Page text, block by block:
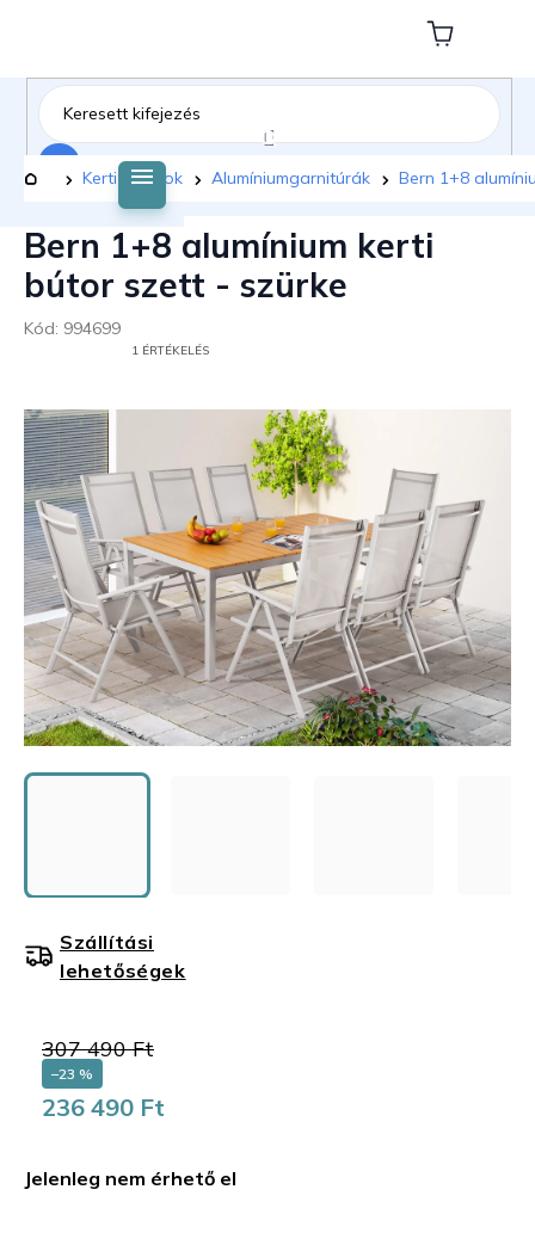
tartalomhoz
Kosár
Kezdőlap
Kerti bútorok Alumíniumgarnitúrák Bern 1+8
Bern 1+8 alumínium kerti
bútor szett - szürke
Kód: 994699
ÉRTÉKELÉSE
5-
BŐL
5,0
CSILLAG.
1 ÉRTÉKELÉS
307 490 Ft
–23 %
236 490 Ft
Jelenleg nem érhető el
Szállítási
lehetőségek